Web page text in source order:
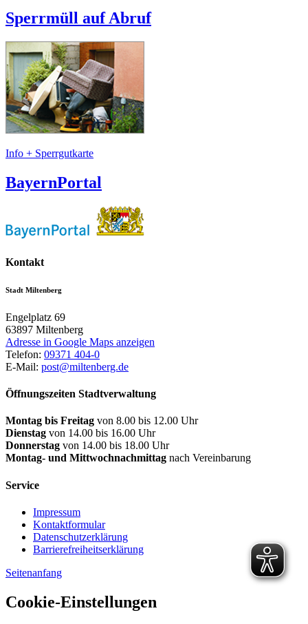
Sperrmüll auf Abruf
Info + Sperrgutkarte
BayernPortal
Kontakt
Stadt Miltenberg
Engelplatz 69
63897 Miltenberg
Adresse in Google Maps anzeigen
Telefon: 09371 404-0
E-Mail: post@miltenberg.de
Öffnungszeiten Stadtverwaltung
Montag bis Freitag von 8.00 bis 12.00 Uhr
Dienstag von 14.00 bis 16.00 Uhr
Donnerstag von 14.00 bis 18.00 Uhr
Montag- und Mittwochnachmittag nach Vereinbarung
Service
Impressum
Kontaktformular
Datenschutzerklärung
Barrierefreiheitserklärung
Seitenanfang
Cookie-Einstellungen